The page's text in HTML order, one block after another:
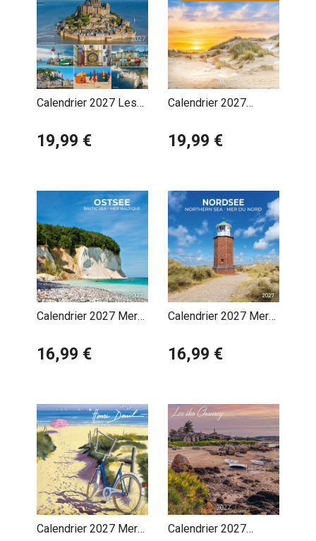
Calendrier 2027 Les
Le Mont Saint Michel
19,99 €
Calendrier 2027
France
19,99 €
Calendrier 2027 Mer
Offert
16,99 €
Calendrier 2027 Mer
Offert
16,99 €
Calendrier 2027 Mer
Calendrier 2027